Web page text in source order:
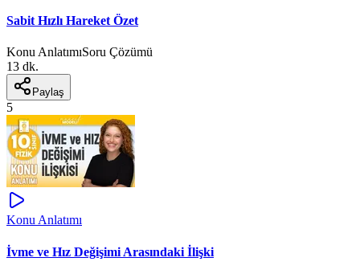
Sabit Hızlı Hareket Özet
Konu AnlatımıSoru Çözümü
13 dk.
Paylaş
5
Konu Anlatımı
İvme ve Hız Değişimi Arasındaki İlişki